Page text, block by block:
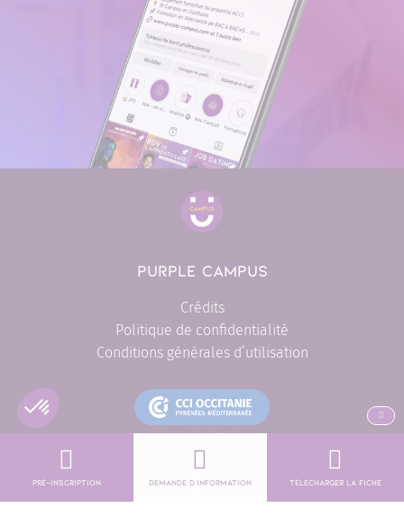
ALLER
Pré-inscription Demande d’information Télécharger la fiche
PURPLE CAMPUS
Crédits
Politique de confidentialité
Conditions générales d’utilisation